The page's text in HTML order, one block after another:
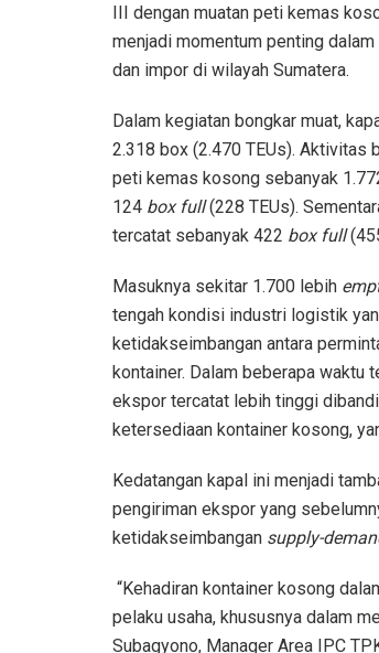
III dengan muatan peti kemas
menjadi momentum penting
dan impor di wilayah Sumatera.
Dalam kegiatan bongkar muat,
2.318 box (2.470 TEUs). Aktivitas
peti kemas kosong sebanyak
124 box full(228 TEUs).
tercatat sebanyak 422 box full
Masuknya sekitar 1.700 lebih
tengah kondisi industri logistik
ketidakseimbangan antara
kontainer. Dalam beberapa waktu
ekspor tercatat lebih tinggi
ketersediaan kontainer kosong,
Kedatangan kapal ini menjadi
pengiriman ekspor yang
ketidakseimbangan supply-
“Kehadiran kontainer kosong
pelaku usaha, khususnya dalam
Subagyono, Manager Area IPC